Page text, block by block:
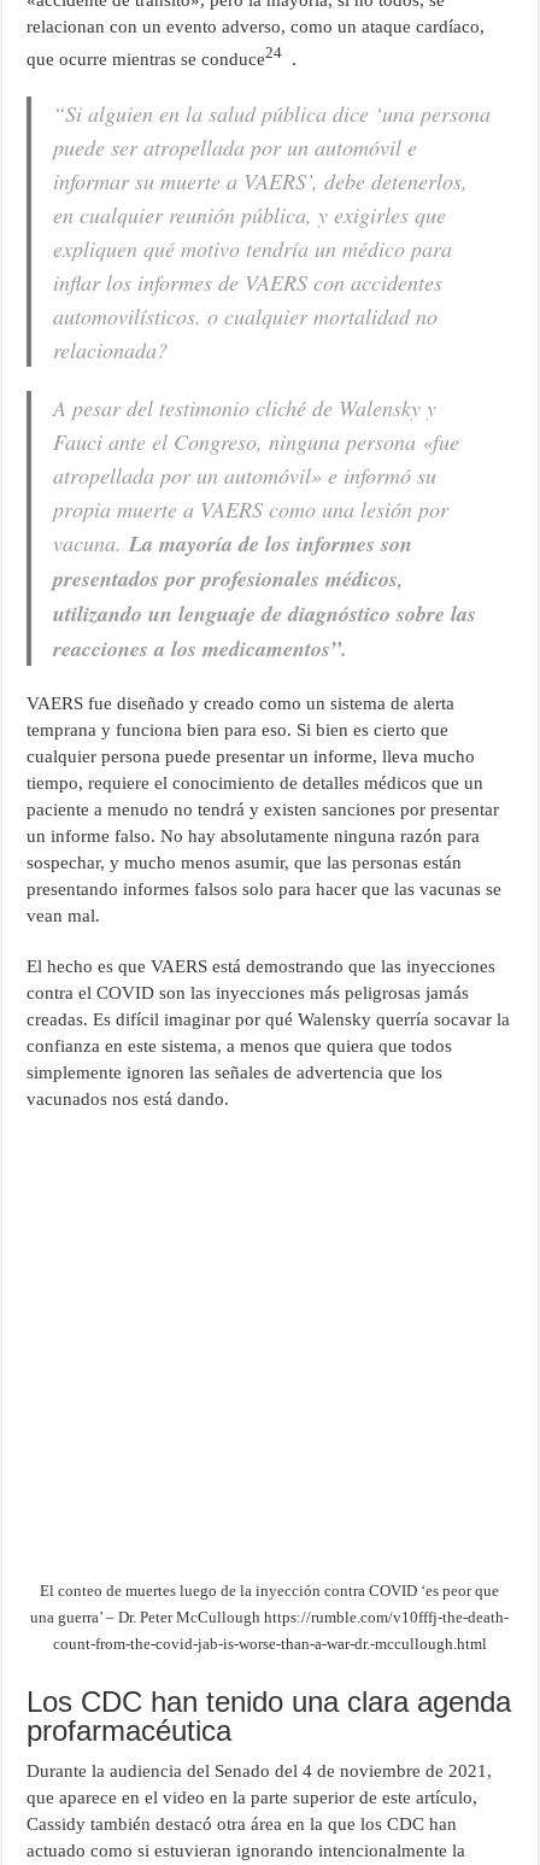
relacionan con un evento adverso, como un ataque cardíaco,
que ocurre mientras se conduce24 .
“Si alguien en la salud pública dice ‘una persona
puede ser atropellada por un automóvil e
informar su muerte a VAERS’, debe detenerlos,
en cualquier reunión pública, y exigirles que
expliquen qué motivo tendría un médico para
inflar los informes de VAERS con accidentes
automovilísticos. o cualquier mortalidad no
relacionada?
A pesar del testimonio cliché de Walensky y
Fauci ante el Congreso, ninguna persona «fue
atropellada por un automóvil» e informó su
propia muerte a VAERS como una lesión por
vacuna. La mayoría de los informes son
presentados por profesionales médicos,
utilizando un lenguaje de diagnóstico sobre las
reacciones a los medicamentos”.
VAERS fue diseñado y creado como un sistema de alerta
temprana y funciona bien para eso. Si bien es cierto que
cualquier persona puede presentar un informe, lleva mucho
tiempo, requiere el conocimiento de detalles médicos que un
paciente a menudo no tendrá y existen sanciones por presentar
un informe falso. No hay absolutamente ninguna razón para
sospechar, y mucho menos asumir, que las personas están
presentando informes falsos solo para hacer que las vacunas se
vean mal.
El hecho es que VAERS está demostrando que las inyecciones
contra el COVID son las inyecciones más peligrosas jamás
creadas. Es difícil imaginar por qué Walensky querría socavar la
confianza en este sistema, a menos que quiera que todos
simplemente ignoren las señales de advertencia que los
vacunados nos está dando.
El conteo de muertes luego de la inyección contra COVID ‘es peor que
una guerra’ – Dr. Peter McCullough https://rumble.com/v10fffj-the-death-
count-from-the-covid-jab-is-worse-than-a-war-dr.-mccullough.html
Los CDC han tenido una clara agenda
profarmacéutica
Durante la audiencia del Senado del 4 de noviembre de 2021,
que aparece en el video en la parte superior de este artículo,
Cassidy también destacó otra área en la que los CDC han
actuado como si estuvieran ignorando intencionalmente la